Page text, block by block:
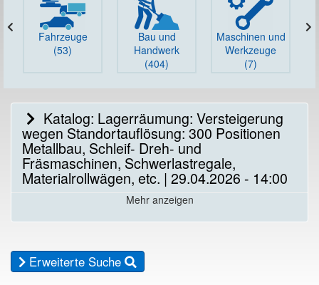
Fahrzeuge
(53)
Bau und
Handwerk
(404)
Maschinen und
Werkzeuge
(7)
Katalog: Lagerräumung: Versteigerung
wegen Standortauflösung: 300 Positionen
Metallbau, Schleif- Dreh- und
Fräsmaschinen, Schwerlastregale,
Materialrollwägen, etc. | 29.04.2026 - 14:00
Mehr anzeigen
Erweiterte Suche